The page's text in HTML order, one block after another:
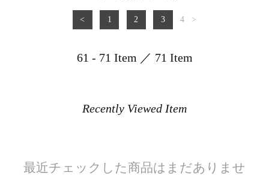
< 1 2 3 4 >
61 - 71 Item ／ 71 Item
Recently Viewed Item
最近チェックした商品はまだありませ